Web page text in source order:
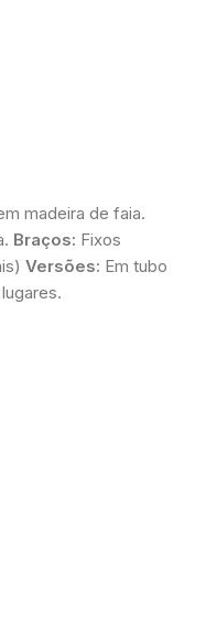
madeira de faia.
Braços: Fixos
Versões: Em tubo